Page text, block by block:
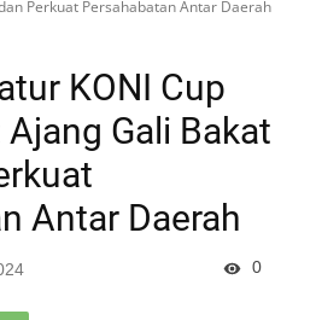
Perkuat Persahabatan Antar Daerah
KONI Cup
Gali Bakat
Antar Daerah
0